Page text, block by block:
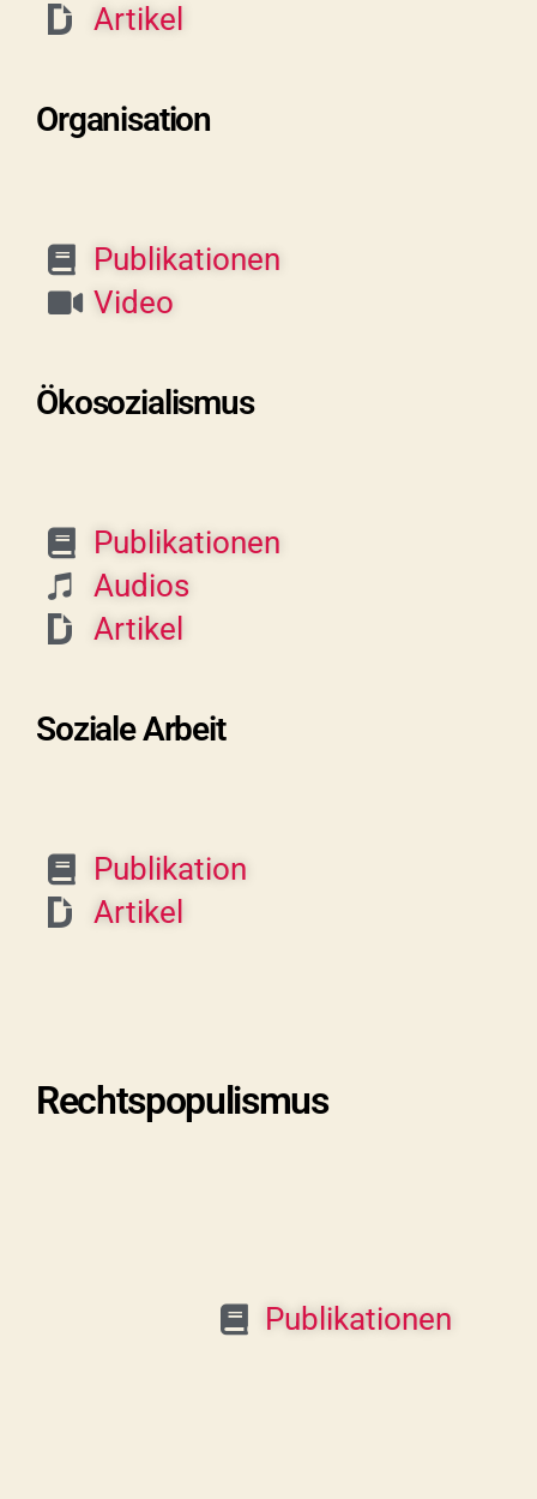
Artikel
Organisation
Publikationen
Video
Ökosozialismus
Publikationen
Audios
Artikel
Soziale Arbeit
Publikation
Artikel
Rechtspopulismus
Publikationen